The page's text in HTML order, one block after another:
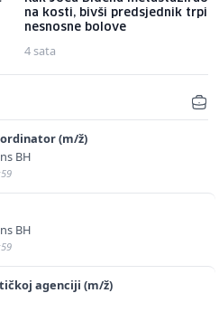
na kosti, bivši predsjednik trpi
nesnosne bolove
4 sata
(m/ž)
BH
BH
agenciji (m/ž)